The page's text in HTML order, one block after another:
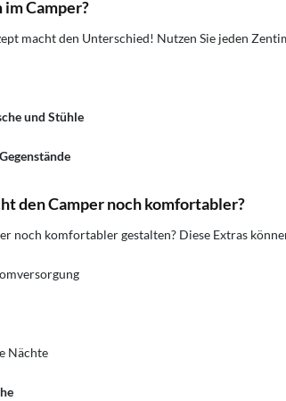
Camper?
macht den Unterschied! Nutzen Sie jeden
und Stühle
den Camper noch komfortabler?
noch komfortabler gestalten? Diese Extras
Nächte